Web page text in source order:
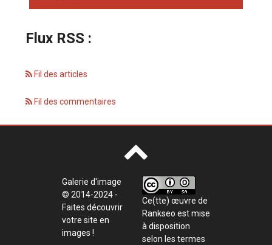
Flux RSS :
Fil des articles
Fil des commentaires
Galerie d'image
© 2014-2024 -
Faites découvrir
votre site en
images !
Ce(tte) œuvre de
Rankseo est mise
à disposition
selon les termes